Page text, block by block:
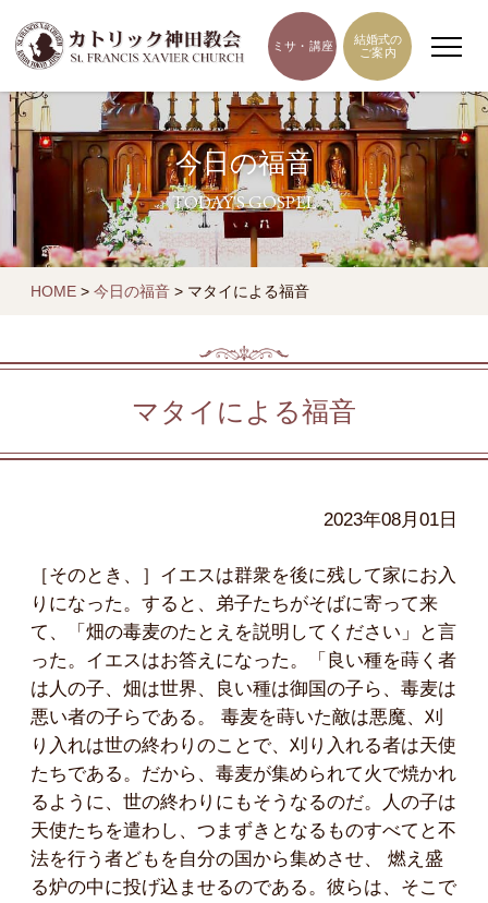
ミサ・講座
結婚式の
ご案内
今日の福音
TODAY'S GOSPEL
HOME > 今日の福音 > マタイによる福音
マタイによる福音
2023年08月01日
［そのとき、］イエスは群衆を後に残して家にお入
りになった。すると、弟子たちがそばに寄って来
て、「畑の毒麦のたとえを説明してください」と言
った。イエスはお答えになった。「良い種を蒔く者
は人の子、畑は世界、良い種は御国の子ら、毒麦は
悪い者の子らである。 毒麦を蒔いた敵は悪魔、刈
り入れは世の終わりのことで、刈り入れる者は天使
たちである。だから、毒麦が集められて火で焼かれ
るように、世の終わりにもそうなるのだ。人の子は
天使たちを遣わし、つまずきとなるものすべてと不
法を行う者どもを自分の国から集めさせ、 燃え盛
る炉の中に投げ込ませるのである。彼らは、そこで